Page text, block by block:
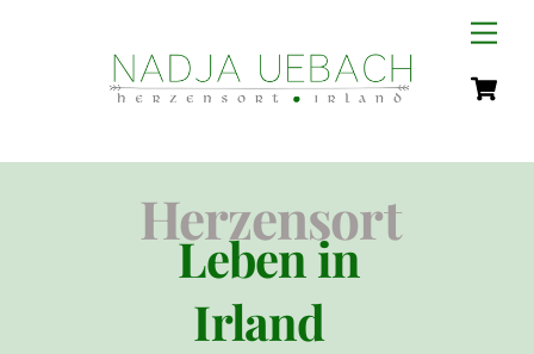
Herzensort
Leben in
Irland